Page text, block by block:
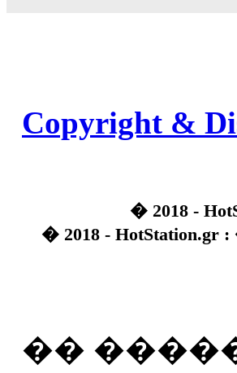
Copyright &
� 2018 -
� 2018 -
��